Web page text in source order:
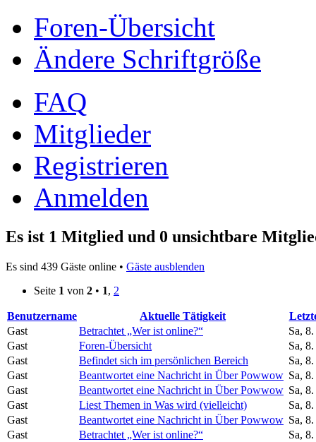
Foren-Übersicht
Ändere Schriftgröße
FAQ
Mitglieder
Registrieren
Anmelden
Es ist 1 Mitglied und 0 unsichtbare
Es sind 439 Gäste online • Gäste ausblenden
Seite 1 von 2 • 1, 2
Benutzername Aktuelle Tätigkeit
Gast
Betrachtet „Wer ist online?“
Sa,
Gast
Foren-Übersicht
Sa,
Gast
Befindet sich im persönlichen Bereich
Sa,
Gast
Beantwortet eine Nachricht in Über Powwow Sa,
Gast
Beantwortet eine Nachricht in Über Powwow Sa,
Gast
Liest Themen in Was wird (vielleicht)
Sa,
Gast
Beantwortet eine Nachricht in Über Powwow Sa,
Gast
Betrachtet „Wer ist online?“
Sa,